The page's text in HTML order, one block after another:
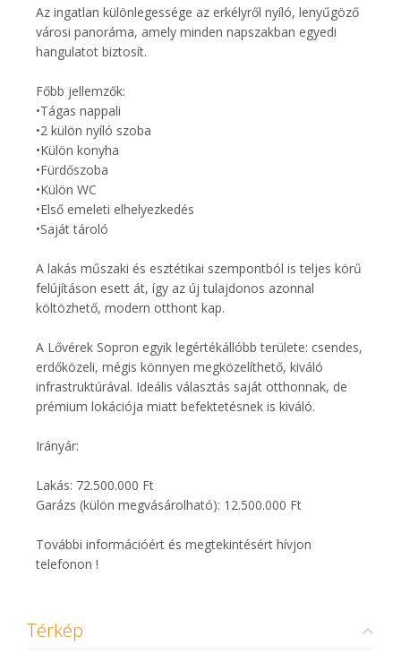
Az ingatlan különlegessége az erkélyről nyíló, lenyűgöző
városi panoráma, amely minden napszakban egyedi
hangulatot biztosít.
Főbb jellemzők:
•Tágas nappali
•2 külön nyíló szoba
•Külön konyha
•Fürdőszoba
•Külön WC
•Első emeleti elhelyezkedés
•Saját tároló
A lakás műszaki és esztétikai szempontból is teljes körű
felújításon esett át, így az új tulajdonos azonnal
költözhető, modern otthont kap.
A Lővérek Sopron egyik legértékállóbb területe: csendes,
erdőközeli, mégis könnyen megközelíthető, kiváló
infrastruktúrával. Ideális választás saját otthonnak, de
prémium lokációja miatt befektetésnek is kiváló.
Irányár:
Lakás: 72.500.000 Ft
Garázs (külön megvásárolható): 12.500.000 Ft
További információért és megtekintésért hívjon
telefonon !
Térkép